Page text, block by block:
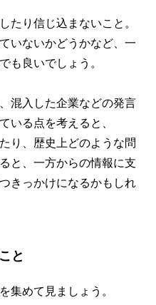
たり信じ込まないこと。
いないかどうかなど、一
も良いでしょう。
混入した企業などの発言
いる点を考えると、
り、歴史上どのような問
と、一方からの情報に支
きっかけになるかもしれ
と
集めて見ましょう。